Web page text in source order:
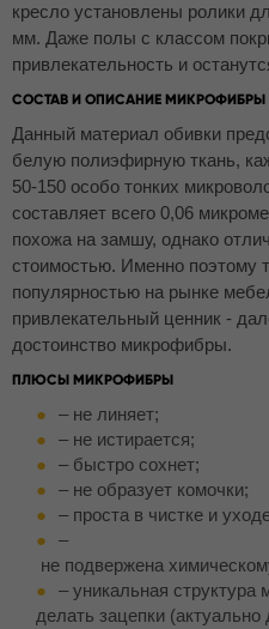
кресло установлены ролики
мм. Даже полы с классом
привлекательность и
СОСТАВ И ОПИСАНИЕ МИКРОФИБРЫ
Данный материал обивки
белую полиэфирную ткань,
50-150 особо тонких
составляет всего 0,06
похожа на замшу, однако
стоимостью. Именно поэтому
популярностью на рынке
привлекательный ценник -
достоинство микрофибры.
ПЛЮСЫ МИКРОФИБРЫ
– не линяет;
– не истирается;
– быстро сохнет;
– не образует комочки;
– проста в чистке и
–
не подвержена
– уникальная структура
делать зацепки